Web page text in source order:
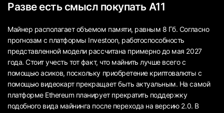
Разве есть смысл покупать А11
Майнер располагает объемом памяти, равным 8 Гб. Согласно
прогнозам с платформы Investoon, работоспособность
представленной модели рассчитана примерно до мая 2027
года. Стоит учесть тот факт, что майнить лучше всего с
помощью асиков, поскольку приобретение криптовалюты с
помощью видеокарт прекращает быть актуальным. На самой
платформе Ethereum планирует прекратить поддержку
подобного вида майнинга после перехода на версию 2.0. В